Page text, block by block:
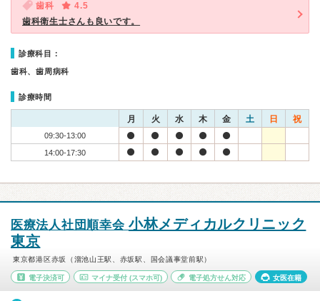
歯科
4.5
歯科衛生士さんも良いです。
診療科目：
歯科、歯周病科
診療時間
月 火 水 木 金 土 日 祝
09:30-13:00
14:00-17:30
医療法人社団順幸会 小林メディカルクリニック
東京
東京都港区赤坂（溜池山王駅、赤坂駅、国会議事堂前駅）
電子決済可 マイナ受付(スマホ可) 電子処方せん対応 女医在籍